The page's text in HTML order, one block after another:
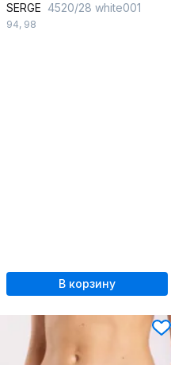
SERGE 4520/28 white001
94, 98
В корзину